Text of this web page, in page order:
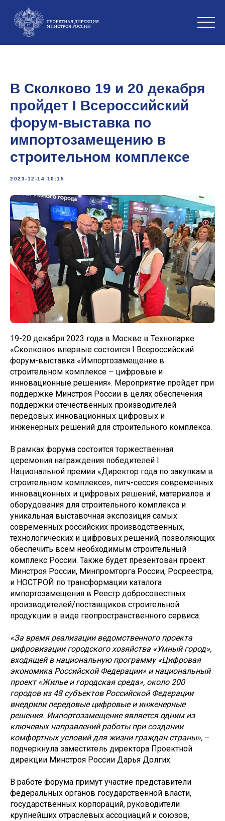
В Сколково 19 и 20 декабря
пройдет I Всероссийский
форум-выставка по
импортозамещению в
строительном комплексе
2023-12-14 10:15
19-20 декабря 2023 года в Москве в Технопарке
«Сколково» впервые состоится I Всероссийский
форум-выставка «Импортозамещение в
строительном комплексе – цифровые и
инновационные решения». Мероприятие пройдет при
поддержке Минстроя России в целях обеспечения
поддержки отечественных производителей
передовых инновационных цифровых и
инженерных решений для строительного комплекса.
В рамках форума состоится торжественная
церемония награждения победителей I
Национальной премии «Директор года по закупкам в
строительном комплексе», питч-сессия современных
инновационных и цифровых решений, материалов и
оборудования для строительного комплекса и
уникальная выставочная экспозиция самых
современных российских производственных,
технологических и цифровых решений, позволяющих
обеспечить всем необходимым строительный
комплекс России. Также будет презентован проект
Минстроя России, Минпромторга России, Росреестра,
и НОСТРОЙ по трансформации каталога
импортозамещения в Реестр добросовестных
производителей/поставщиков строительной
продукции в виде геопространственного сервиса.
«За время реализации ведомственного проекта
цифровизации городского хозяйства «Умный город»,
входящей в национальную программу «Цифровая
экономика Российской Федерации» и национальный
проект «Жилье и городская среда», около 200
городов из 48 субъектов Российской Федерации
внедрили передовые цифровые и инженерные
решения. Импортозамещение является одним из
ключевых направлений работы при создании
комфортных условий для жизни граждан страны», –
подчеркнула заместитель директора Проектной
дирекции Минстроя России Дарья Долгих.
В работе форума примут участие представители
федеральных органов государственной власти,
государственных корпораций, руководители
крупнейших отраслевых ассоциаций и союзов,